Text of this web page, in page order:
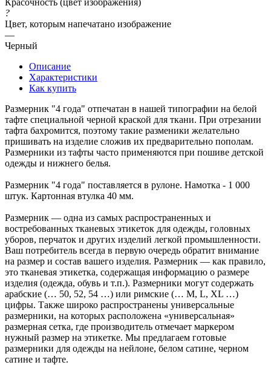
?
Цвет, которым напечатано изображение
—
Черный
Описание
Характеристики
Как купить
Размерник "4 года" отпечатан в нашей типографии на белой
тафте специальной черной краской для ткани. При отрезании
тафта бахромится, поэтому такие разменики желательно
пришивать на изделие сложив их предварительно пополам.
Размерники из тафты часто применяются при пошиве детской
одежды и нижнего белья.
Размерник "4 года" поставляется в рулоне. Намотка - 1 000
штук. Картонная втулка 40 мм.
Размерник — одна из самых распространенных и
востребованных тканевых этикеток для одежды, головных
уборов, перчаток и других изделий легкой промышленности.
Ваш потребитель всегда в первую очередь обратит внимание
на размер и состав вашего изделия. Размерник — как правило,
это тканевая этикетка, содержащая информацию о размере
изделия (одежда, обувь и т.п.). Размерники могут содержать
арабские (… 50, 52, 54 …) или римские (… M, L, XL …)
цифры. Также широко распространены универсальные
размерники, на которых расположена «универсальная»
размерная сетка, где производитель отмечает маркером
нужный размер на этикетке. Мы предлагаем готовые
размерники для одежды на нейлоне, белом сатине, черном
сатине и тафте.